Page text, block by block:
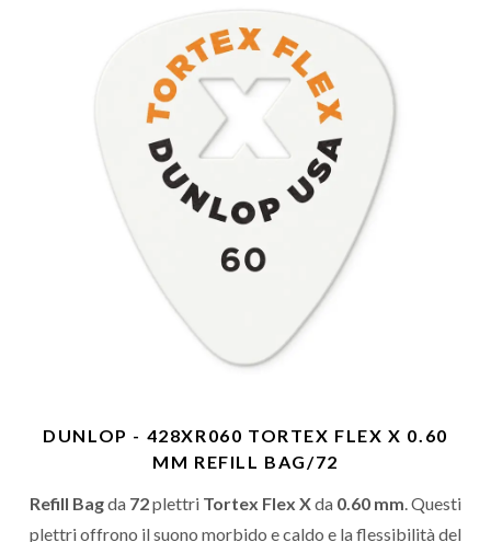
DUNLOP - 428XR060 TORTEX FLEX X 0.60
MM REFILL BAG/72
Refill Bagda 72plettri Tortex Flex Xda 0.60 mm. Questi
plettri offrono il suono morbido e caldo e la flessibilità del